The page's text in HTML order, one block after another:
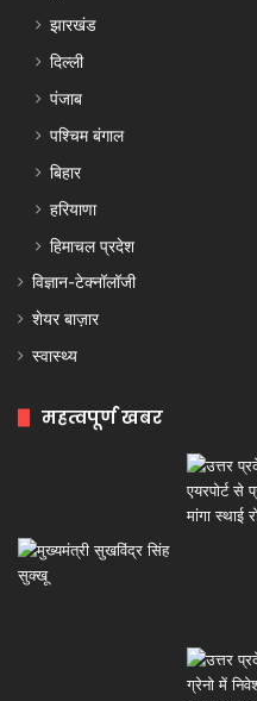
झारखंड
दिल्ली
पंजाब
पश्चिम बंगाल
बिहार
हरियाणा
हिमाचल प्रदेश
विज्ञान-टेक्नॉलॉजी
शेयर बाज़ार
स्वास्थ्य
महत्वपूर्ण खबर